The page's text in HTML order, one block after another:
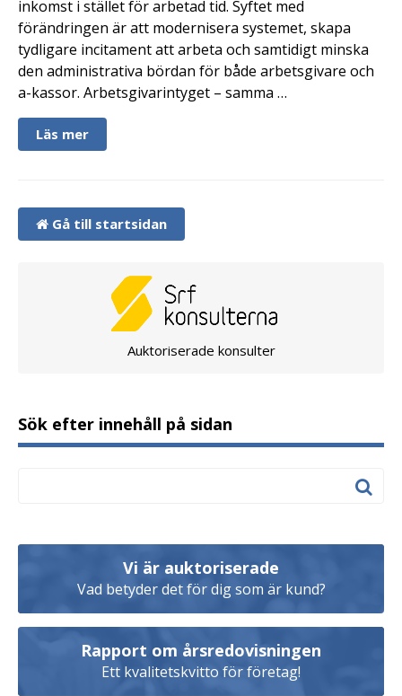
inkomst i stället för arbetad tid. Syftet med
förändringen är att modernisera systemet, skapa
tydligare incitament att arbeta och samtidigt minska
den administrativa bördan för både arbetsgivare och
a-kassor. Arbetsgivarintyget – samma …
Läs mer
Gå till startsidan
Auktoriserade konsulter
Sök efter innehåll på sidan
Vi är auktoriserade
Vad betyder det för dig som är kund?
Rapport om årsredovisningen
Ett kvalitetskvitto för företag!